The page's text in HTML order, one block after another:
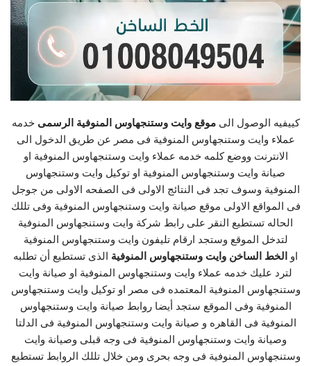
كييفيه الوصول الىموقع وايت وستنجهاوس المنوفية الرسمى خدمه
عملاء وايت وستنجهاوس المنوفية فى مصر عن طريق الدخول الى
الانترنت ووضع كلمه خدمه عملاء وايت وستنجهاوس المنوفية او
صيانة وايت وستنجهاوس المنوفية او توكيل وايت وستنجهاوس
المنوفية وسوف تجد فى النتائج الاولى فى الصفحه الاولى من جوجل
فى المواقع الاولى موقع صيانة وايت وستنجهاوس المنوفية وفى تللك
الحاله تستطيع النقر على رابط شركة وايت وستنجهاوس المنوفية
لتدخل الموقع وستجد ارقام تليفون وايت وستنجهاوس المنوفية
او الخط الساخن وايت وستنجهاوس المنوفية الذى تستطيع أن تطلبه
لترد عليك خدمه عملاء وايت وستنجهاوس المنوفية او صيانة وايت
وستنجهاوس المنوفية المعتمده فى مصر او توكيل وايت وستنجهاوس
المنوفية وفى الموقع ستجد أيضا روابط صيانة وايت وستنجهاوس
المنوفية فى القاهره و صيانة وايت وستنجهاوس المنوفية فى الدلتا
وصيانة وايت وستنجهاوس المنوفية فى وجه قبلى وصيانة وايت
وستنجهاوس المنوفية فى وجه بحرى ومن خلال تللك الروابط تستطيع